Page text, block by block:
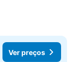
Ver preços